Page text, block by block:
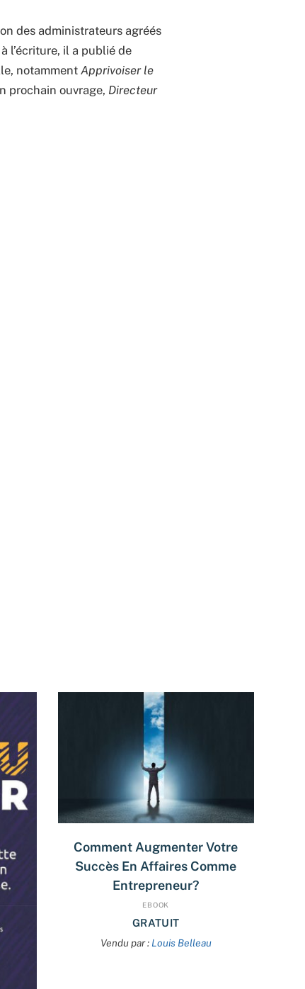
des administrateurs agréés
l’écriture, il a publié de
notamment Apprivoiser le
prochain ouvrage, Directeur
Comment Augmenter Votre
Succès En Affaires Comme
Entrepreneur?
EBOOK
GRATUIT
Vendu par : Louis Belleau